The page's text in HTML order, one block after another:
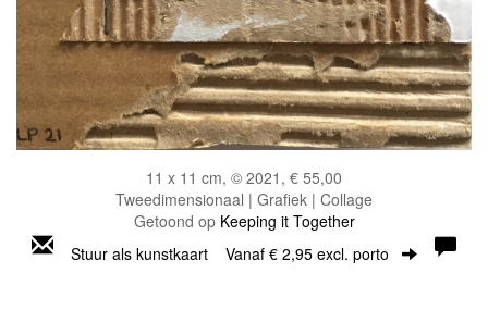
11 x 11 cm, © 2021, € 55,00
Tweedimensionaal | Grafiek | Collage
Getoond op Keeping it Together
Stuur als kunstkaart Vanaf € 2,95 excl. porto